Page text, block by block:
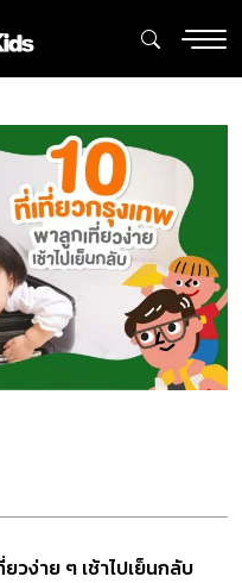
วง่าย ๆ เช้าไปเย็นกลับ